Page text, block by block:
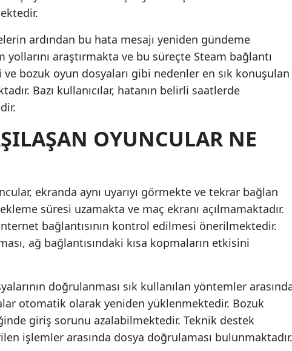
Kars
Kastamonu
Kırklareli
Konya
Kütahya
Kahramanmaraş
ardından bu hata mesajı yeniden gündeme
yollarını araştırmakta ve bu süreçte Steam bağlantı
bozuk oyun dosyaları gibi nedenler en sık konuşulan
Bazı kullanıcılar, hatanın belirli saatlerde
OYUNCULAR NE
ekranda aynı uyarıyı görmekte ve tekrar bağlan
süresi uzamakta ve maç ekranı açılmamaktadır.
bağlantısının kontrol edilmesi önerilmektedir.
ağ bağlantısındaki kısa kopmaların etkisini
doğrulanması sık kullanılan yöntemler
otomatik olarak yeniden yüklenmektedir. Bozuk
giriş sorunu azalabilmektedir. Teknik destek
işlemler arasında dosya doğrulaması bulunmaktadır.